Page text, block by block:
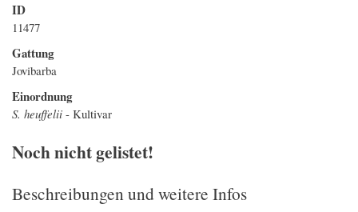
ID
11477
Gattung
Jovibarba
Einordnung
S. heuffelii - Kultivar
Noch nicht gelistet!
Beschreibungen und weitere Infos